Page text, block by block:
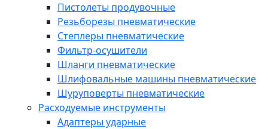
Пистолеты продувочные
Резьборезы пневматические
Степлеры пневматические
Фильтр-осушители
Шланги пневматические
Шлифовальные машины пневматические
Шуруповерты пневматические
Расходуемые инструменты
Адаптеры ударные